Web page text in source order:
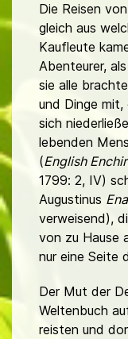
Die Reisen
gleich aus
Kaufleute
Abenteurer,
sie alle
und Dinge mit,
sich
lebenden
(English
1799: 2, IV)
Augustinus
verweisend),
von zu Hause
nur eine Seite
Der Mut der
Weltenbuch
reisten und